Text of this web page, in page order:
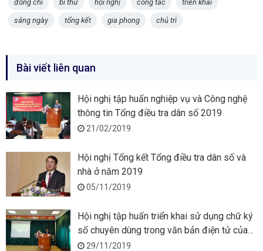
đồng chí bí thư hội nghị công tác triển khai
sáng ngày tổng kết gia phong chủ trì
Bài viết liên quan
Hội nghị tập huấn nghiệp vụ và Công nghệ
thông tin Tổng điều tra dân số 2019
21/02/2019
Hội nghị Tổng kết Tổng điều tra dân số và
nhà ở năm 2019
05/11/2019
Hội nghị tập huấn triển khai sử dụng chữ ký
số chuyên dùng trong văn bản điện tử của
Cục Thống kê TP Hải Phòng
29/11/2019